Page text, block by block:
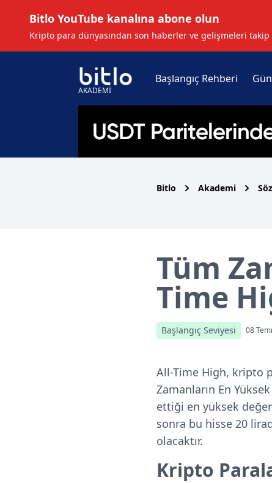
Bitlo YouTube kanalına abone olun
Kripto para dünyasından son haberler ve gelişmeleri takip
AKADEMİ
Başlangıç Rehberi
Bitlo Akademi
Tüm
Time
Başlangıç Seviyesi 08
All-Time High, kripto
Zamanların En
ettiği en yüksek
sonra bu hisse 20
olacaktır.
Kripto